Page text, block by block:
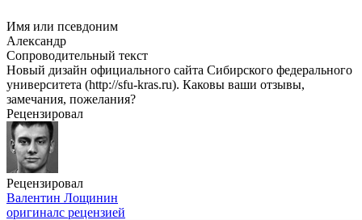
Имя или псевдоним
Александр
Сопроводительный текст
Новый дизайн официального сайта Сибирского федерального
университета (http://sfu-kras.ru). Каковы ваши отзывы,
замечания, пожелания?
Рецензировал
Рецензировал
Валентин Лощинин
оригиналс рецензией